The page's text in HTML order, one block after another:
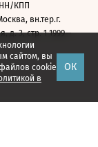
сайтом, вы
cookie
в
ОК
КПП
вн.тер.г.
д. 3, стр. 1 1999—